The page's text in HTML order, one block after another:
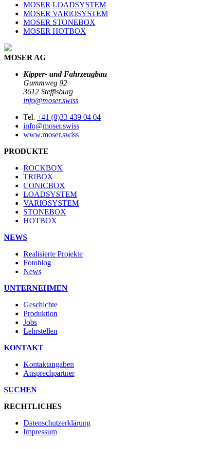
MOSER LOADSYSTEM
MOSER VARIOSYSTEM
MOSER STONEBOX
MOSER HOTBOX
MOSER AG
Kipper- und Fahrzeugbau
Gummweg 92
3612 Steffisburg
info@moser.swiss
Tel. +41 (0)33 439 04 04
info@moser.swiss
www.moser.swiss
PRODUKTE
ROCKBOX
TRIBOX
CONICBOX
LOADSYSTEM
VARIOSYSTEM
STONEBOX
HOTBOX
NEWS
Realisierte Projekte
Fotoblog
News
UNTERNEHMEN
Geschichte
Produktion
Jobs
Lehrstellen
KONTAKT
Kontaktangaben
Ansprechpartner
SUCHEN
RECHTLICHES
Datenschutzerklärung
Impressum